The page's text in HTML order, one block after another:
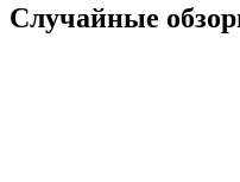
Случайные